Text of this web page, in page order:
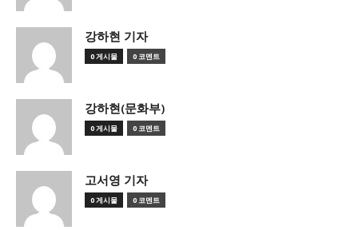
강하현 기자
0 게시물 0 코멘트
강하현(문화부)
0 게시물 0 코멘트
고서영 기자
0 게시물 0 코멘트